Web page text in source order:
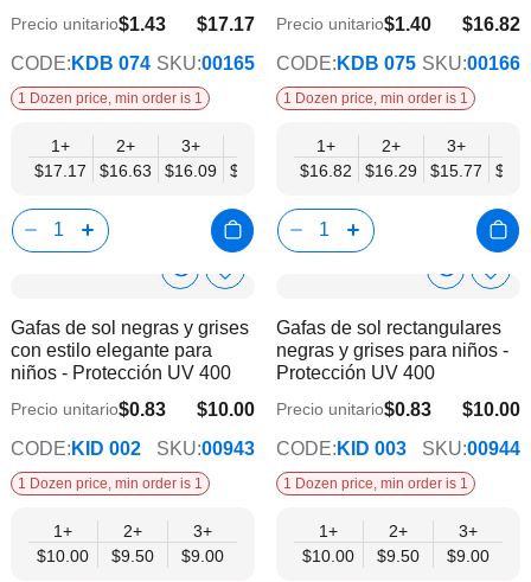
deseos
$17.17
$13.95
Precio unitario$1.43
CODE: KDB 074 SKU:00165
1 Dozen price, min order is 1
1+
$17.17
2+
$16.63
3+
$16.09
$15.56
6+
$15.02
9+
$14.49
12+
$13.95
$16.82
$13.66
Precio unitario$1.40
CODE: KDB 075 SKU:00166
1 Dozen price, min order is 1
1+
$16.82
2+
$16.29
3+
$15.77
Show
Info
Añadir
la
de
deseos
Gafas de sol negras y grises
con estilo elegante para
niños - Protección UV 400
$10.00
$9.00
Precio unitario$0.83
CODE: KID 002 SKU:00943
1 Dozen price, min order is 1
1+
$10.00
2+
$9.50
3+
$9.00
Show
Info la
lista
Gafas de sol rectangulares
negras y grises para niños -
Protección UV 400
$10.00
$9.00
Precio unitario$0.83
CODE: KID 003 SKU:00944
1 Dozen price, min order is 1
1+
$10.00
2+
$9.50
3+
$9.00